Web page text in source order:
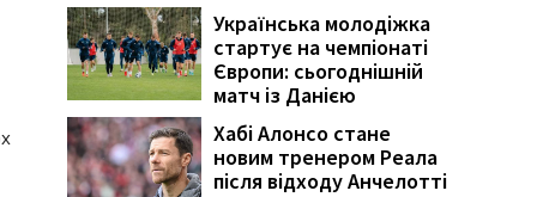
Українська молодіжка
стартує на чемпіонаті
Європи: сьогоднішній
матч із Данією
Хабі Алонсо стане
новим тренером Реала
після відходу Анчелотті